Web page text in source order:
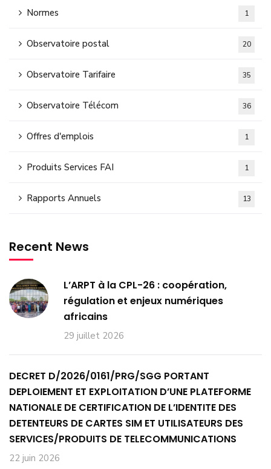
Normes 1
Observatoire postal 20
Observatoire Tarifaire 35
Observatoire Télécom 36
Offres d'emplois 1
Produits Services FAI 1
Rapports Annuels 13
Recent News
L’ARPT à la CPL-26 : coopération,
régulation et enjeux numériques
africains
29 juillet 2026
DECRET D/2026/0161/PRG/SGG PORTANT
DEPLOIEMENT ET EXPLOITATION D’UNE PLATEFORME
NATIONALE DE CERTIFICATION DE L’IDENTITE DES
DETENTEURS DE CARTES SIM ET UTILISATEURS DES
SERVICES/PRODUITS DE TELECOMMUNICATIONS
22 juin 2026